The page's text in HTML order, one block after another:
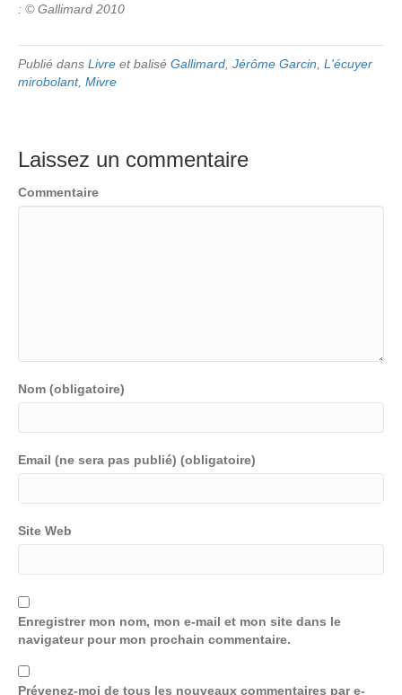
: © Gallimard 2010
Publié dans Livre et balisé Gallimard Jérôme Garcin L'écuyer
mirobolant, Mivre
Laissez un commentaire
Commentaire
Nom (obligatoire)
Email (ne sera pas publié) (obligatoire)
Site Web
Enregistrer mon nom, mon e-mail et mon site dans le
navigateur pour mon prochain commentaire.
Prévenez-moi de tous les nouveaux commentaires par e-